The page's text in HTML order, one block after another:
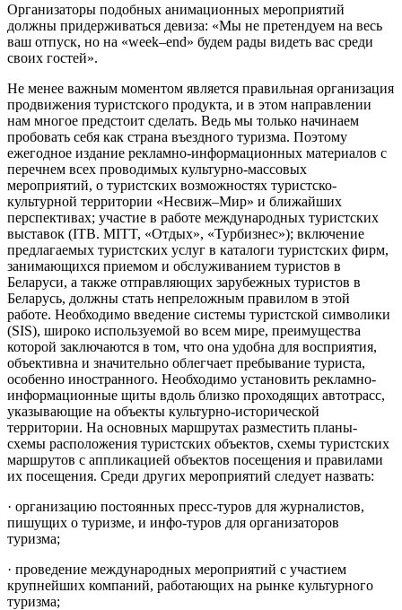
Организаторы подобных анимационных мероприятий
должны придерживаться девиза: «Мы не претендуем на весь
ваш отпуск, но на «week–end» будем рады видеть вас среди
своих гостей».
Не менее важным моментом является правильная организация
продвижения туристского продукта, и в этом направлении
нам многое предстоит сделать. Ведь мы только начинаем
пробовать себя как страна въездного туризма. Поэтому
ежегодное издание рекламно-информационных материалов с
перечнем всех проводимых культурно-массовых
мероприятий, о туристских возможностях туристско-
культурной территории «Несвиж–Мир» и ближайших
перспективах; участие в работе международных туристских
выставок (ITB. MITT, «Отдых», «Турбизнес»); включение
предлагаемых туристских услуг в каталоги туристских фирм,
занимающихся приемом и обслуживанием туристов в
Беларуси, а также отправляющих зарубежных туристов в
Беларусь, должны стать непреложным правилом в этой
работе. Необходимо введение системы туристской символики
(SIS), широко используемой во всем мире, преимущества
которой заключаются в том, что она удобна для восприятия,
объективна и значительно облегчает пребывание туриста,
особенно иностранного. Необходимо установить рекламно-
информационные щиты вдоль близко проходящих автотрасс,
указывающие на объекты культурно-исторической
территории. На основных маршрутах разместить планы-
схемы расположения туристских объектов, схемы туристских
маршрутов с аппликацией объектов посещения и правилами
их посещения. Среди других мероприятий следует назвать:
· организацию постоянных пресс-туров для журналистов,
пишущих о туризме, и инфо-туров для организаторов
туризма;
· проведение международных мероприятий с участием
крупнейших компаний, работающих на рынке культурного
туризма;